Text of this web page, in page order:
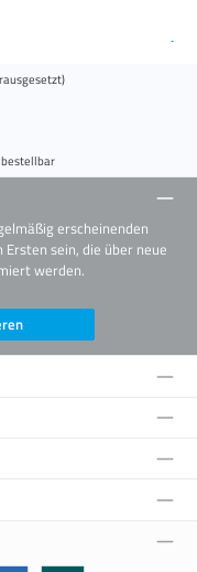
erscheinenden
sein, die über neue
werden.